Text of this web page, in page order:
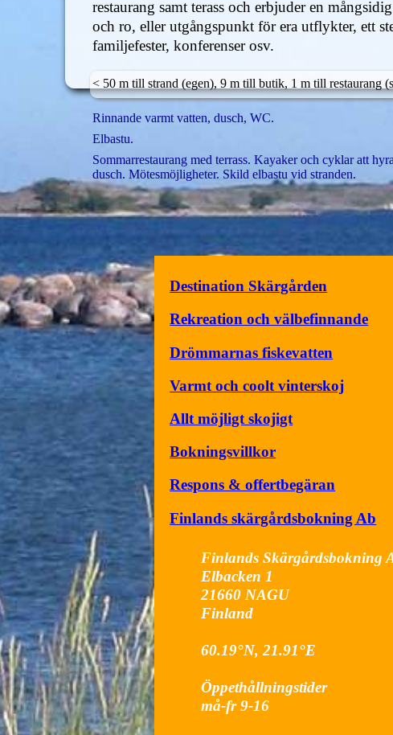
restaurang samt terass och erbjuder en
och ro, eller utgångspunkt för era utflykter, ett
familjefester, konferenser osv.
< 50 m till strand (egen), 9 m till butik, 1 m till restaurang
Rinnande varmt vatten, dusch, WC.
Elbastu.
Sommarrestaurang med terrass. Kayaker och cyklar att
dusch. Mötesmöjligheter. Skild elbastu vid stranden.
Destination Skärgården
Rekreation och välbefinnande
Drömmarnas fiskevatten
Varmt och coolt vinterskoj
Allt möjligt skojigt
Bokningsvillkor
Respons & offertbegäran
Finlands skärgårdsbokning Ab
Finlands Skärgårdsbokning
Elbacken 1
21660 NAGU
Finland
60.19°N, 21.91°E
Öppethållningstider
må-fr 9-16